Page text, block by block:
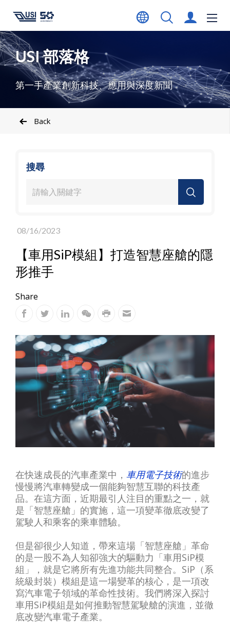
USI 部落格
第一手產業創新科技、應用與深度新聞
Back
搜尋
08/16/2023
【車用SiP模組】打造智慧座艙的隱
形推手
Share
在快速成長的汽車產業中， 車用電子技術的進步
慢慢將汽車轉變成一個能夠智慧互聯的科技產
品。在這方面，近期最引人注目的重點之一，就
是「智慧座艙」的實施，這一項變革徹底改變了
駕駛人和乘客的乘車體驗。
但是卻很少人知道，帶來這場「智慧座艙」革命
的是一股不為人知卻強大的驅動力「車用SiP模
組」，就是它將所有先進功能共同整合。SiP（系
統級封裝）模組是這一場變革的核心，是一項改
寫汽車電子領域的革命性技術。我們將深入探討
車用SiP模組是如何推動智慧駕駛艙的演進，並徹
底改變汽車電子產業。